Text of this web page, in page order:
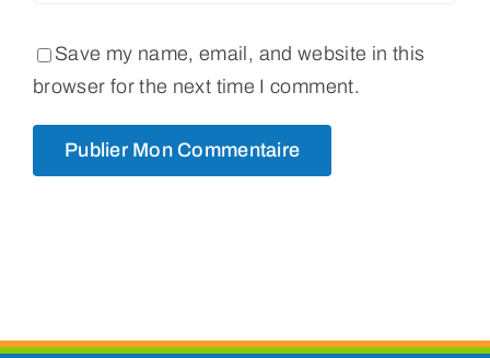
Save my name, email, and website in this
browser for the next time I comment.